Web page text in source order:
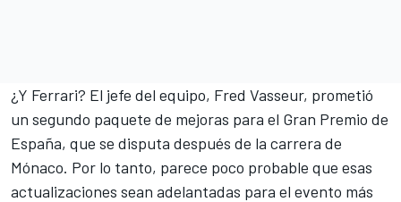
¿Y Ferrari? El jefe del equipo, Fred Vasseur, prometió
un segundo paquete de mejoras para el Gran Premio de
España, que se disputa después de la carrera de
Mónaco. Por lo tanto, parece poco probable que esas
actualizaciones sean adelantadas para el evento más